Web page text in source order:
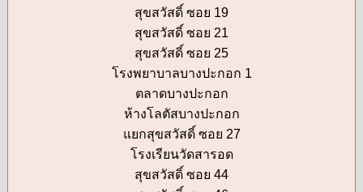
สุขสวัสดิ์ ซอย 19
สุขสวัสดิ์ ซอย 21
สุขสวัสดิ์ ซอย 25
โรงพยาบาลบางปะกอก 1
ตลาดบางปะกอก
ห้างโลตัสบางปะกอก
แยกสุขสวัสดิ์ ซอย 27
โรงเรียนวัดสารอด
สุขสวัสดิ์ ซอย 44